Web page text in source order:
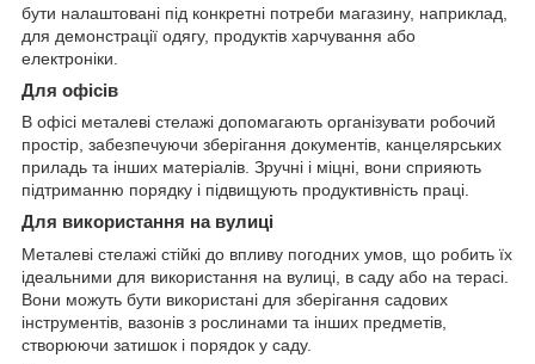
бути налаштовані під конкретні потреби магазину, наприклад,
для демонстрації одягу, продуктів харчування або
електроніки.
Для офісів
В офісі металеві стелажі допомагають організувати робочий
простір, забезпечуючи зберігання документів, канцелярських
приладь та інших матеріалів. Зручні і міцні, вони сприяють
підтриманню порядку і підвищують продуктивність праці.
Для використання на вулиці
Металеві стелажі стійкі до впливу погодних умов, що робить їх
ідеальними для використання на вулиці, в саду або на терасі.
Вони можуть бути використані для зберігання садових
інструментів, вазонів з рослинами та інших предметів,
створюючи затишок і порядок у саду.